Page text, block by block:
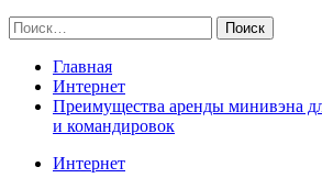
Найти:
Главная
Интернет
Преимущества аренды минивэна
и командировок
Интернет